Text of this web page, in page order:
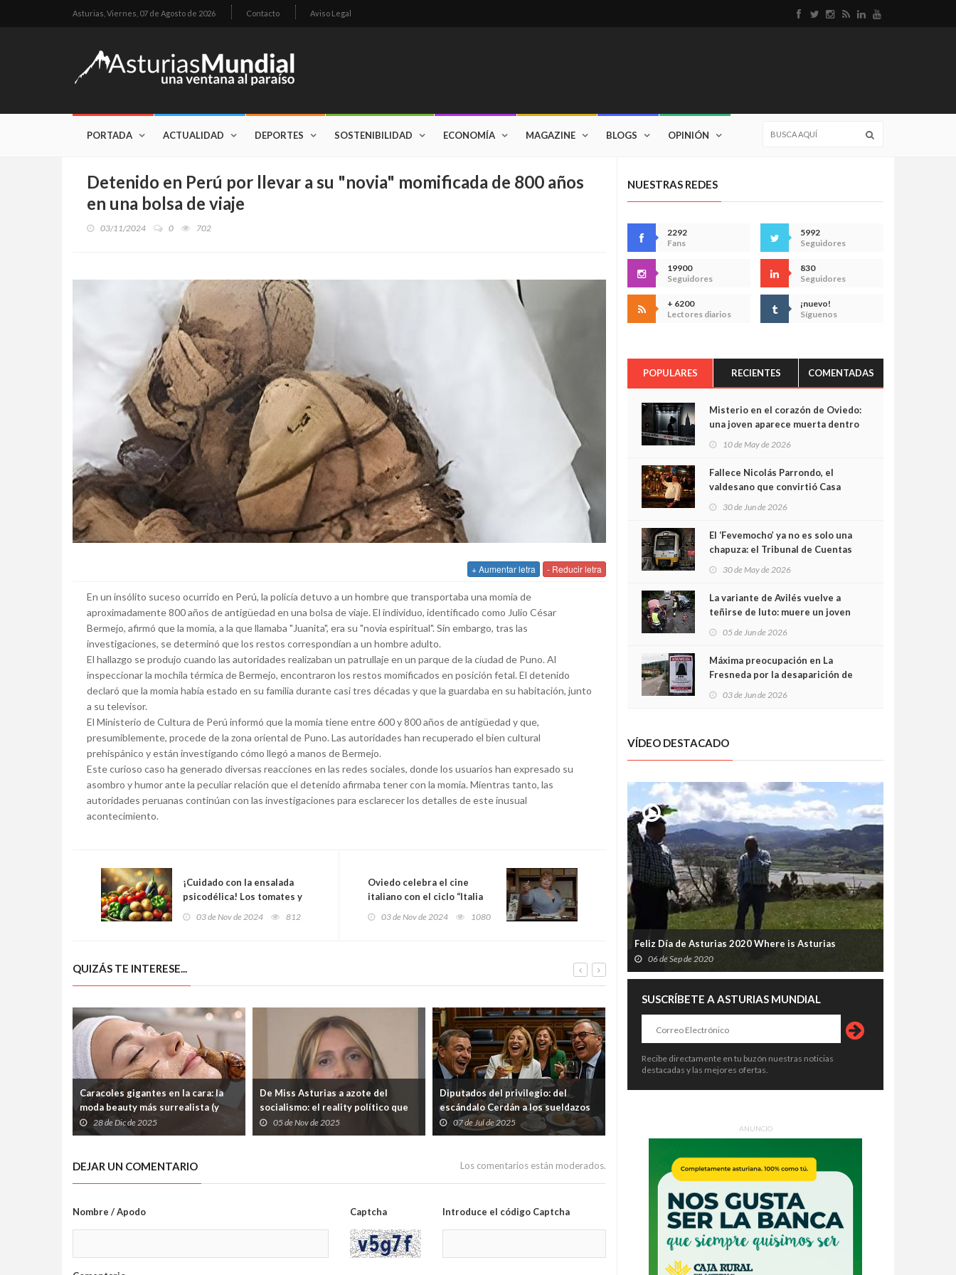
Asturias, Viernes, 07 de Agosto de 2026 Contacto Aviso Legal
PORTADA ACTUALIDAD DEPORTES SOSTENIBILIDAD ECONOMÍA MAGAZINE BLOGS OPINIÓN
Detenido en Perú por llevar a su "novia" momificada de 800 años
en una bolsa de viaje
03/11/2024 0 702
+ Aumentar letra - Reducir letra
En un insólito suceso ocurrido en Perú, la policía detuvo a un hombre que transportaba una momia de
aproximadamente 800 años de antigüedad en una bolsa de viaje. El individuo, identificado como Julio César
Bermejo, afirmó que la momia, a la que llamaba "Juanita", era su "novia espiritual". Sin embargo, tras las
investigaciones, se determinó que los restos correspondían a un hombre adulto.
El hallazgo se produjo cuando las autoridades realizaban un patrullaje en un parque de la ciudad de Puno. Al
inspeccionar la mochila térmica de Bermejo, encontraron los restos momificados en posición fetal. El detenido
declaró que la momia había estado en su familia durante casi tres décadas y que la guardaba en su habitación, junto
a su televisor.
El Ministerio de Cultura de Perú informó que la momia tiene entre 600 y 800 años de antigüedad y que,
presumiblemente, procede de la zona oriental de Puno. Las autoridades han recuperado el bien cultural
prehispánico y están investigando cómo llegó a manos de Bermejo.
Este curioso caso ha generado diversas reacciones en las redes sociales, donde los usuarios han expresado su
asombro y humor ante la peculiar relación que el detenido afirmaba tener con la momia. Mientras tanto, las
autoridades peruanas continúan con las investigaciones para esclarecer los detalles de este inusual
acontecimiento.
¡Cuidado con la ensalada
psicodélica! Los tomates y
las patatas pueden
03 de Nov de 2024 812
Oviedo celebra el cine
italiano con el ciclo “Italia
de Óscar” en el Teatro
03 de Nov de 2024 1080
QUIZÁS TE INTERESE...
Caracoles gigantes en la cara: la
moda beauty más surrealista (y
polémica) que promete juventud
eterna
28 de Dic de 2025
De Miss Asturias a azote del
socialismo: el reality político que
nadie pidió
05 de Nov de 2025
Diputados del privilegio: del
escándalo Cerdán a los sueldazos
blindados de una élite política
desconectada
07 de Jul de 2025
El trasfondo de la exigencia de
El Gobierno de Pedro Sánchez
fuera del partido.
DEJAR UN COMENTARIO Los comentarios están moderados.
Nombre / Apodo Captcha Introduce el código Captcha
NUESTRAS REDES
2292
Fans
5992
Seguidores
19900
Seguidores
830
Seguidores
+ 6200
Lectores diarios
¡nuevo!
Síguenos
POPULARES RECIENTES COMENTADAS
Misterio en el corazón de Oviedo:
una joven aparece muerta dentro
cámaras captan sus últimos
minutos
10 de May de 2026
Fallece Nicolás Parrondo, el
valdesano que convirtió Casa
30 de Jun de 2026
El ‘Fevemocho’ ya no es solo una
chapuza: el Tribunal de Cuentas
sobrecoste de los trenes que no
cabían por los túneles
30 de May de 2026
La variante de Avilés vuelve a
teñirse de luto: muere un joven
05 de Jun de 2026
Máxima preocupación en La
Fresneda por la desaparición de
03 de Jun de 2026
VÍDEO DESTACADO
Feliz Día de Asturias 2020 Where is Asturias
06 de Sep de 2020
SUSCRÍBETE A ASTURIAS MUNDIAL
Recibe directamente en tu buzón nuestras noticias
destacadas y las mejores ofertas.
ANUNCIO